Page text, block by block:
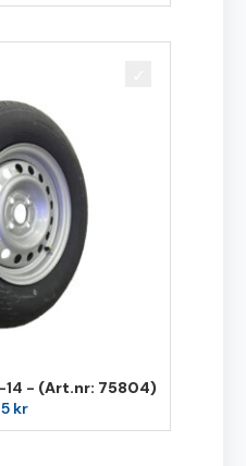
14 - (Art.nr: 75804)
kr